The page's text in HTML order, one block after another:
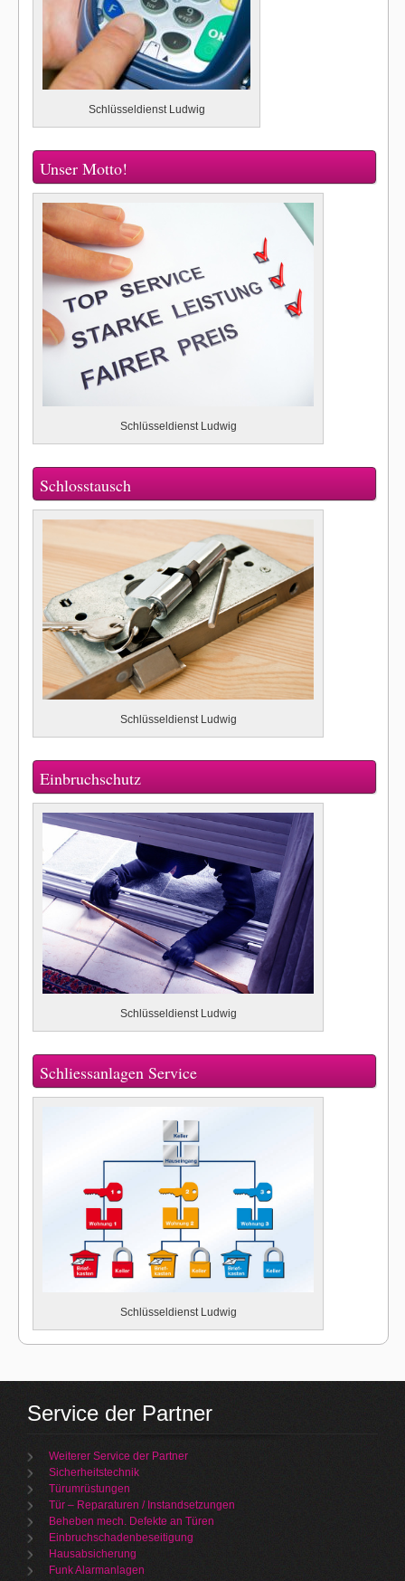
Schlüsseldienst Ludwig
Unser Motto!
Schlüsseldienst Ludwig
Schlosstausch
Schlüsseldienst Ludwig
Einbruchschutz
Schlüsseldienst Ludwig
Schliessanlagen Service
Schlüsseldienst Ludwig
Service der Partner
Weiterer Service der Partner
Sicherheitstechnik
Türumrüstungen
Tür – Reparaturen / Instandsetzungen
Beheben mech. Defekte an Türen
Einbruchschadenbeseitigung
Hausabsicherung
Funk Alarmanlagen